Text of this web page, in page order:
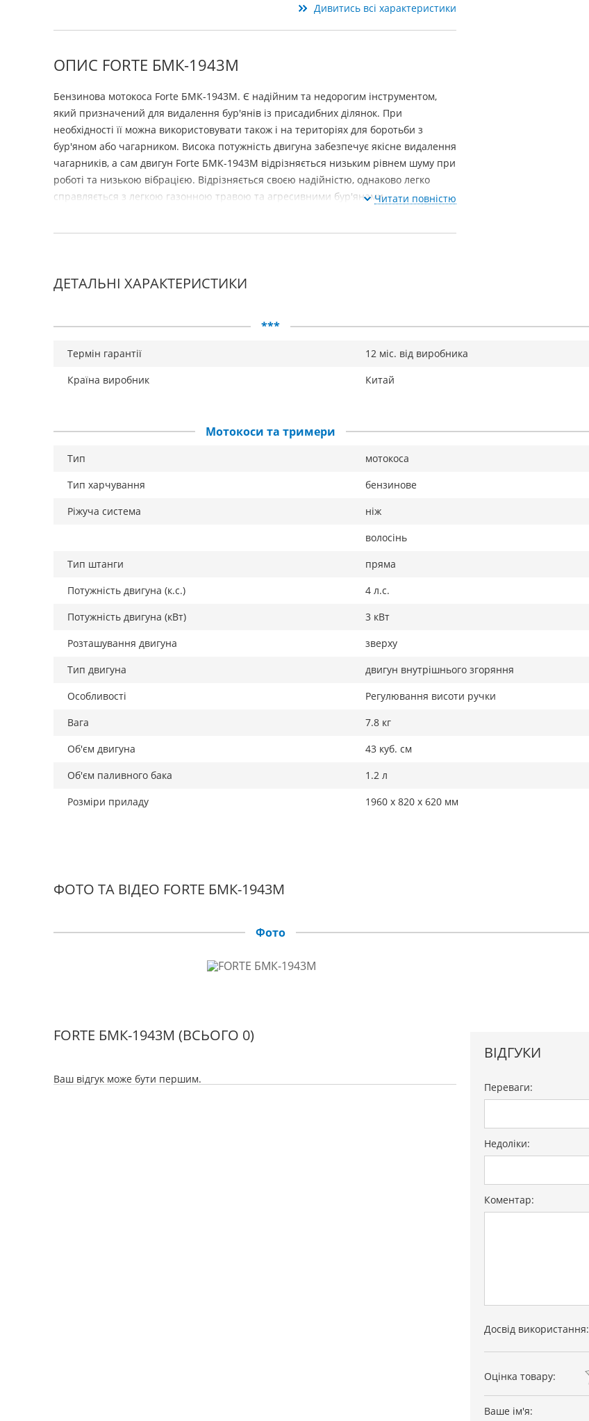
Дивитись всі характеристики
ОПИС FORTE БМК-1943М
Бензинова мотокоса Forte БМК-1943М. Є надійним та недорогим інструментом,
який призначений для видалення бур'янів із присадибних ділянок. При
необхідності її можна використовувати також і на територіях для боротьби з
бур'яном або чагарником. Висока потужність двигуна забезпечує якісне видалення
чагарників, а сам двигун Forte БМК-1943М відрізняється низьким рівнем шуму при
роботі та низькою вібрацією. Відрізняється своєю надійністю, однаково легко
справляється з легкою газонною травою та агресивними бур'янами.Читати повністю
ДЕТАЛЬНІ ХАРАКТЕРИСТИКИ
***
Термін гарантії
12 міс. від виробника
Країна виробник
Китай
Мотокоси та тримери
Тип
мотокоса
Тип харчування
бензинове
Ріжуча система
ніж
волосінь
Тип штанги
пряма
Потужність двигуна (к.с.)
4 л.с.
Потужність двигуна (кВт)
3 кВт
Розташування двигуна
зверху
Тип двигуна
двигун внутрішнього згоряння
Особливості
Регулювання висоти ручки
Вага
7.8 кг
Об'єм двигуна
43 куб. см
Об'єм паливного бака
1.2 л
Розміри приладу
1960 x 820 x 620 мм
ФОТО ТА ВІДЕО FORTE БМК-1943М
Фото
FORTE БМК-1943М (ВСЬОГО 0)
Ваш відгук може бути першим.
ВІДГУКИ
Переваги:
Недоліки:
Коментар:
Досвід використання:
Оцінка товару:
Ваше ім'я: